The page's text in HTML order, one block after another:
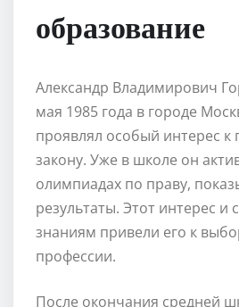
образование
Александр Владимирович
мая 1985 года в городе
проявлял особый интерес к
закону. Уже в школе он
олимпиадах по праву,
результаты. Этот интерес и
знаниям привели его к
профессии.
После окончания средней